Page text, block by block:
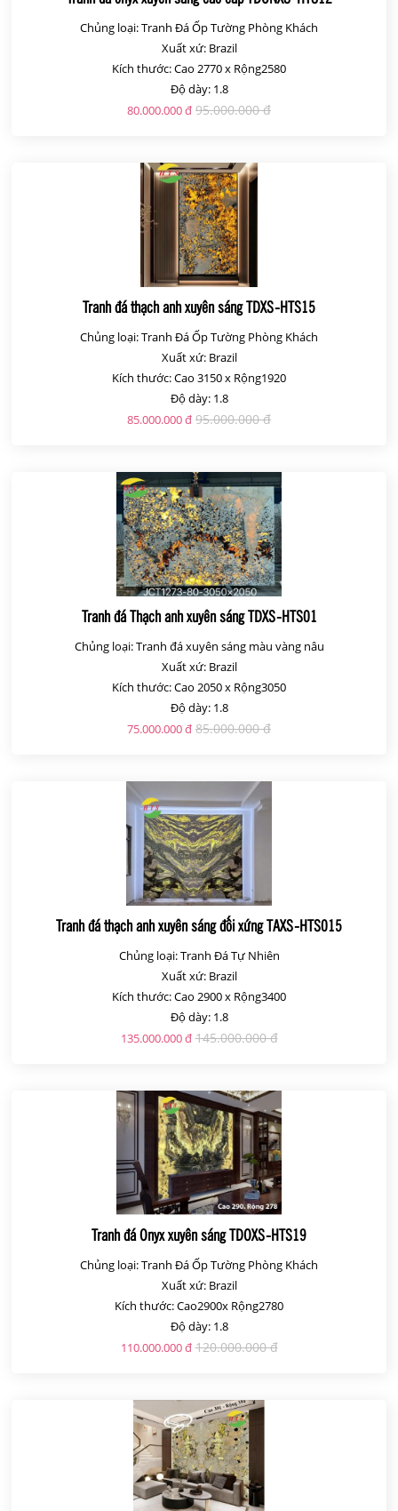
Chủng loại: Tranh Đá Ốp Tường Phòng Khách
Xuất xứ: Brazil
Kích thước: Cao 2770 x Rộng2580
Độ dày: 1.8
80.000.000 đ 95.000.000 đ
Tranh đá thạch anh xuyên sáng TDXS-HTS15
Chủng loại: Tranh Đá Ốp Tường Phòng Khách
Xuất xứ: Brazil
Kích thước: Cao 3150 x Rộng1920
Độ dày: 1.8
85.000.000 đ 95.000.000 đ
Tranh đá Thạch anh xuyên sáng TDXS-HTS01
Chủng loại: Tranh đá xuyên sáng màu vàng nâu
Xuất xứ: Brazil
Kích thước: Cao 2050 x Rộng3050
Độ dày: 1.8
75.000.000 đ 85.000.000 đ
Tranh đá thạch anh xuyên sáng đối xứng TAXS-HTS015
Chủng loại: Tranh Đá Tự Nhiên
Xuất xứ: Brazil
Kích thước: Cao 2900 x Rộng3400
Độ dày: 1.8
135.000.000 đ 145.000.000 đ
Tranh đá Onyx xuyên sáng TDOXS-HTS19
Chủng loại: Tranh Đá Ốp Tường Phòng Khách
Xuất xứ: Brazil
Kích thước: Cao2900x Rộng2780
Độ dày: 1.8
110.000.000 đ 120.000.000 đ